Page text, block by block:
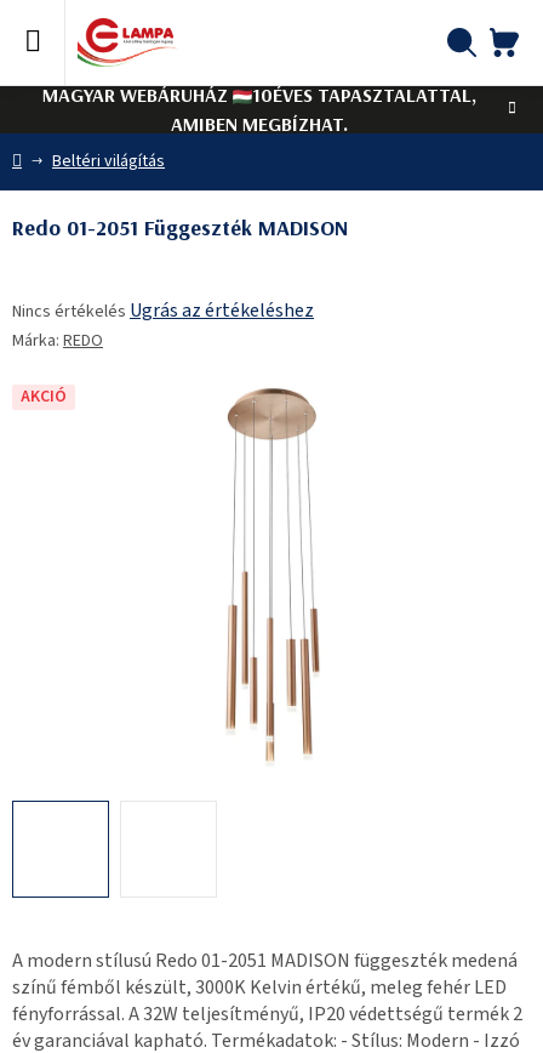
tartalomhoz
MAGYAR WEBÁRUHÁZ
10ÉVES TAPASZTALATTAL,
AMIBEN MEGBÍZHAT.
Kezdőlap
Beltéri világítás
A modern stílusú Redo 01-2051 MADISON függeszték medená
színű fémből készült, 3000K Kelvin értékű, meleg fehér LED
fényforrással. A 32W teljesítményű, IP20 védettségű termék 2
év garanciával kapható. Termékadatok: - Stílus: Modern - Izzó
Redo 01-2051 Függeszték MADISON
termék
átlagos
5-
Nincs értékelés Ugrás az értékeléshez
Márka: REDO
AKCIÓ